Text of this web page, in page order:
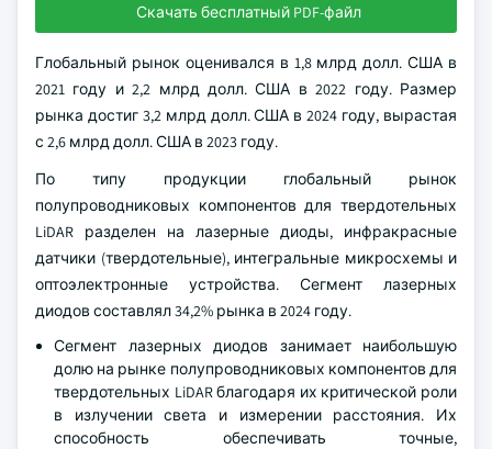
Скачать бесплатный PDF-файл
Глобальный рынок оценивался в 1,8 млрд долл. США в
2021 году и 2,2 млрд долл. США в 2022 году. Размер
рынка достиг 3,2 млрд долл. США в 2024 году, вырастая
с 2,6 млрд долл. США в 2023 году.
По типу продукции глобальный рынок
полупроводниковых компонентов для твердотельных
LiDAR разделен на лазерные диоды, инфракрасные
датчики (твердотельные), интегральные микросхемы и
оптоэлектронные устройства. Сегмент лазерных
диодов составлял 34,2% рынка в 2024 году.
Сегмент лазерных диодов занимает наибольшую
долю на рынке полупроводниковых компонентов для
твердотельных LiDAR благодаря их критической роли
в излучении света и измерении расстояния. Их
способность обеспечивать точные,